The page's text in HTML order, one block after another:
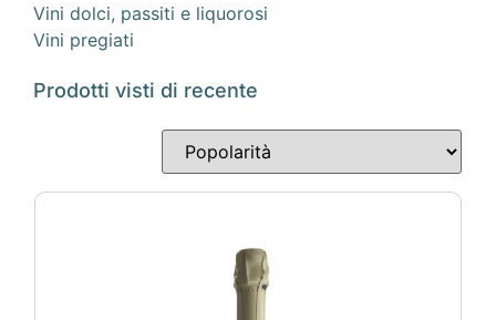
Vini dolci, passiti e liquorosi
Vini pregiati
Prodotti visti di recente